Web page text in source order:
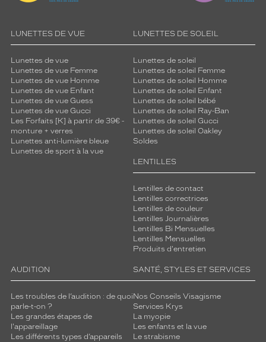
LUNETTES DE VUE
Lunettes de vue
Lunettes de vue Femme
Lunettes de vue Homme
Lunettes de vue Enfant
Lunettes de vue Guess
Lunettes de vue Gucci
Les Forfaits [K] à partir de 39€ -
monture + verres
Lunettes anti-lumière bleue
Lunettes de sport à la vue
LUNETTES DE SOLEIL
Lunettes de soleil
Lunettes de soleil Femme
Lunettes de soleil Homme
Lunettes de soleil Enfant
Lunettes de soleil bébé
Lunettes de soleil Ray-Ban
Lunettes de soleil Gucci
Lunettes de soleil Oakley
Soldes
LENTILLES
Lentilles de contact
Lentilles correctrices
Lentilles de couleur
Lentilles Journalières
Lentilles Bi Mensuelles
Lentilles Mensuelles
Produits d'entretien
AUDITION
Les troubles de l’audition : de quoi
parle-t-on ?
Les grandes étapes de
l'appareillage
Les différents types d’appareils
SANTÉ, STYLES ET SERVICES
Nos Conseils Visagisme
Services Krys
La myopie
Les enfants et la vue
Le strabisme